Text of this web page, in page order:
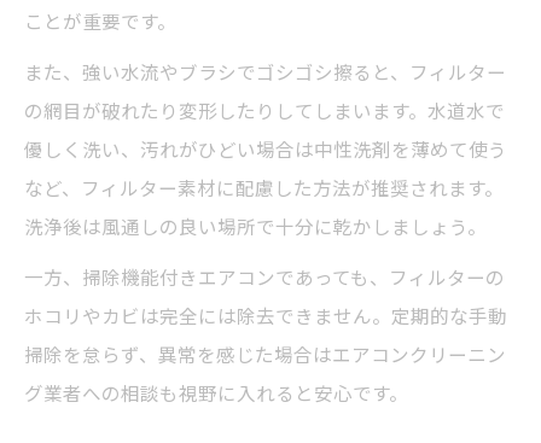
ことが重要です。
また、強い水流やブラシでゴシゴシ擦ると、フィルター
の網目が破れたり変形したりしてしまいます。水道水で
優しく洗い、汚れがひどい場合は中性洗剤を薄めて使う
など、フィルター素材に配慮した方法が推奨されます。
洗浄後は風通しの良い場所で十分に乾かしましょう。
一方、掃除機能付きエアコンであっても、フィルターの
ホコリやカビは完全には除去できません。定期的な手動
掃除を怠らず、異常を感じた場合はエアコンクリーニン
グ業者への相談も視野に入れると安心です。